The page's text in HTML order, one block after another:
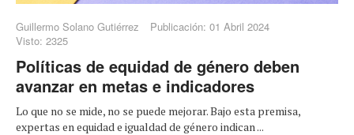
Guillermo Solano Gutiérrez
Publicación: 01 Abril 2024
Visto: 2325
Políticas de equidad de género deben
avanzar en metas e indicadores
Lo que no se mide, no se puede mejorar. Bajo esta premisa,
expertas en equidad e igualdad de género indican ...